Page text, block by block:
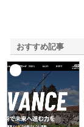
おすすめ記事